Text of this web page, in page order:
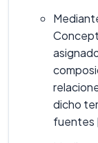
dicho
fuentes